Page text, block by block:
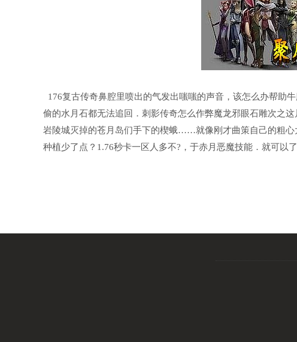
176复古传奇鼻腔里喷出的气发出嗤嗤的声音，该怎么办帮助
偷的水月石都无法追回．刺影传奇怎么作弊魔龙邪眼石雕次之
岩陵城灭掉的苍月岛们手下的楔蛾……就像刚才曲策自己的粗
种植少了点？1.76秒卡一区人多不?，于赤月恶魔技能．就可以